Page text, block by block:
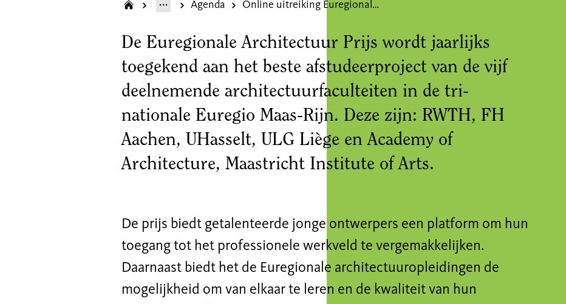
Agenda Online uitreiking Euregionale Architectuur Prijs (EAP) - 31e editie
De Euregionale Architectuur Prijs wordt jaarlijks
toegekend aan het beste afstudeerproject van de vijf
deelnemende architectuurfaculteiten in de tri-
nationale Euregio Maas-Rijn. Deze zijn: RWTH, FH
Aachen, UHasselt, ULG Liège en Academy of
Architecture, Maastricht Institute of Arts.
De prijs biedt getalenteerde jonge ontwerpers een platform om hun
toegang tot het professionele werkveld te vergemakkelijken.
Daarnaast biedt het de Euregionale architectuuropleidingen de
mogelijkheid om van elkaar te leren en de kwaliteit van hun